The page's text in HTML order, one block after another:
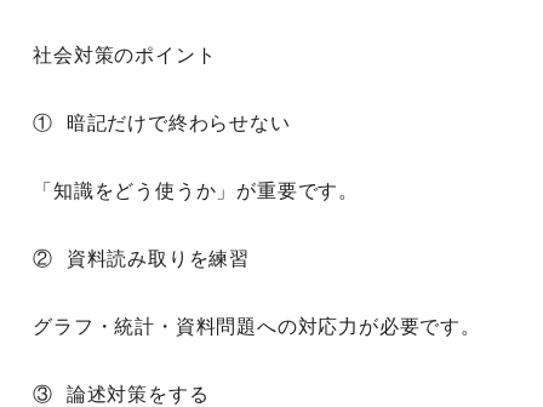
社会対策のポイント
① 暗記だけで終わらせない
「知識をどう使うか」が重要です。
② 資料読み取りを練習
グラフ・統計・資料問題への対応力が必要です。
③ 論述対策をする